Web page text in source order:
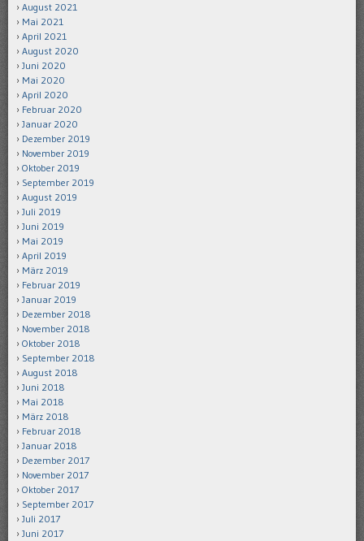
August 2021
Mai 2021
April 2021
August 2020
Juni 2020
Mai 2020
April 2020
Februar 2020
Januar 2020
Dezember 2019
November 2019
Oktober 2019
September 2019
August 2019
Juli 2019
Juni 2019
Mai 2019
April 2019
März 2019
Februar 2019
Januar 2019
Dezember 2018
November 2018
Oktober 2018
September 2018
August 2018
Juni 2018
Mai 2018
März 2018
Februar 2018
Januar 2018
Dezember 2017
November 2017
Oktober 2017
September 2017
Juli 2017
Juni 2017